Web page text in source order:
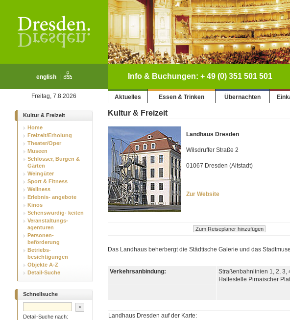
english| Info & Buchungen: + 49 (0) 351 501 501
Freitag, 7.8.2026 Aktuelles Essen & Trinken Übernachten
Kultur & Freizeit
Home
Freizeit/Erholung
Theater/Oper
Museen
Schlösser, Burgen &
Gärten
Weingüter
Sport & Fitness
Wellness
Erlebnis- angebote
Kinos
Sehenswürdig- keiten
Veranstaltungs-
agenturen
Personen-
beförderung
Betriebs-
besichtigungen
Objekte A-Z
Detail-Suche
Schnellsuche
Detail-Suche nach:
Kultur & Freizeit
Landhaus Dresden
Wilsdruffer Straße 2
01067 Dresden (Altstadt)
Zur Website
Das Landhaus beherbergt die Städtische Galerie und das
Verkehrsanbindung:
Straßenbahnlinien 1, 2, 3,
Haltestelle Pirnaischer
Landhaus Dresden auf der Karte: